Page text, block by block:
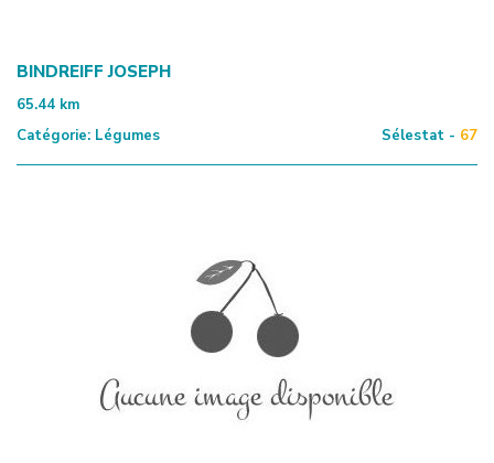
BINDREIFF JOSEPH
65.44 km
Catégorie: Légumes Sélestat - 67